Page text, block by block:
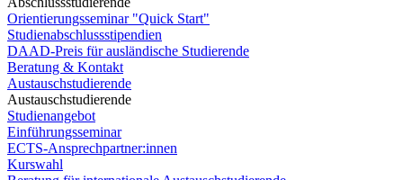
Orientierungsseminar "Quick Start"
Studienabschlussstipendien
DAAD-Preis für ausländische Studierende
Beratung & Kontakt
Austauschstudierende
Austauschstudierende
Studienangebot
Einführungsseminar
ECTS-Ansprechpartner:innen
Kurswahl